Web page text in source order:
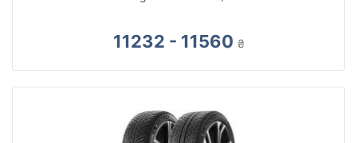
11232 - 11560 ₴